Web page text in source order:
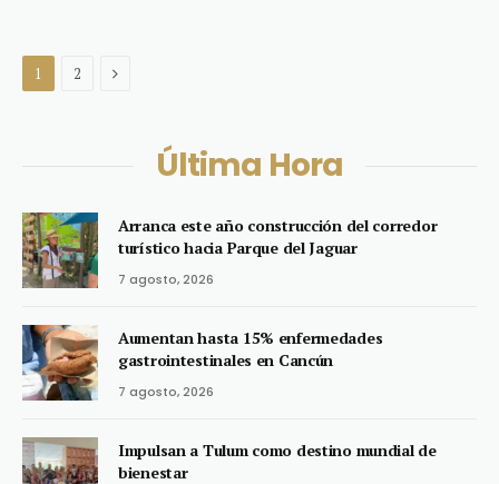
1 2 Next
Última Hora
Arranca este año construcción del corredor
turístico hacia Parque del Jaguar
7 agosto, 2026
Aumentan hasta 15% enfermedades
gastrointestinales en Cancún
7 agosto, 2026
Impulsan a Tulum como destino mundial de
bienestar